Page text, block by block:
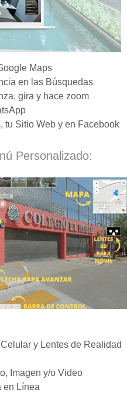
Maps
en las Búsquedas
gira y hace zoom
tu Sitio Web y en Facebook
Personalizado:
y Lentes de Realidad
Imagen y/o Video
en Línea